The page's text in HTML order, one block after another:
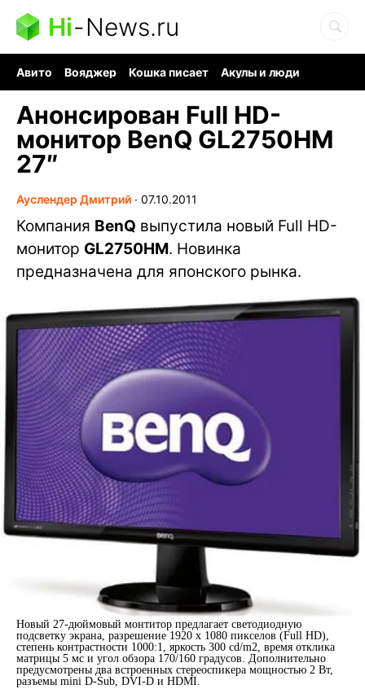
Hi-News.ru
Авито Вояджер Кошка писает
Акулы и люди
Анонсирован Full HD-
монитор BenQ GL2750HM
27″
Ауслендер Дмитрий ∙ 07.10.2011
Компания BenQ выпустила новый Full HD-
монитор GL2750HM. Новинка
предназначена для японского рынка.
Новый 27-дюймовый монтитор предлагает светодиодную
подсветку экрана, разрешение 1920 x 1080 пикселов (Full HD),
степень контрастности 1000:1, яркость 300 cd/m2, время отклика
матрицы 5 мс и угол обзора 170/160 градусов. Дополнительно
предусмотрены два встроенных стереоспикера мощностью 2 Вт,
разъемы mini D-Sub, DVI-D и HDMI.